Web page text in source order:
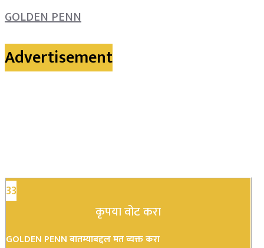
GOLDEN PENN
Advertisement
33
कृपया वोट करा
GOLDEN PENN बातम्याबद्दल मत व्यक्त करा